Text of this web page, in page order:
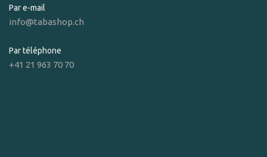
Par e-mail
info@tabashop.ch
Par téléphone
+41 21 963 70 70